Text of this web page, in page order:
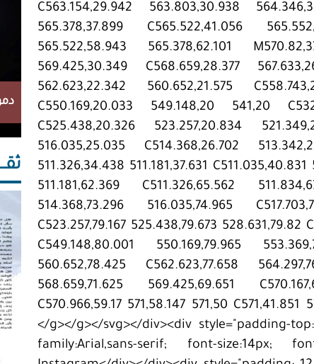
C563.154,29.942 563.803,30.938
565.378,37.899 C565.522,41.056
565.522,58.943 565.378,62.101
569.425,30.349 C568.659,28.377
562.623,22.342 560.652,21.575
C550.169,20.033 549.148,20 541,20
C525.438,20.326 523.257,20.834
516.035,25.035 C514.368,26.702
511.326,34.438 511.181,37.631 C511.035,40.831
511.181,62.369 C511.326,65.562
514.368,73.296 516.035,74.965
C523.257,79.167 525.438,79.673
C549.148,80.001 550.169,79.965
560.652,78.425 C562.623,77.658
568.659,71.625 569.425,69.651
C570.966,59.17 571,58.147 571,50
</g></g></svg></div><div style="padding-
family:Arial,sans-serif; font-size:14px;